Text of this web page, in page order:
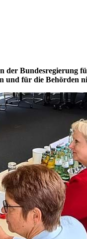
der
und für die Behörden